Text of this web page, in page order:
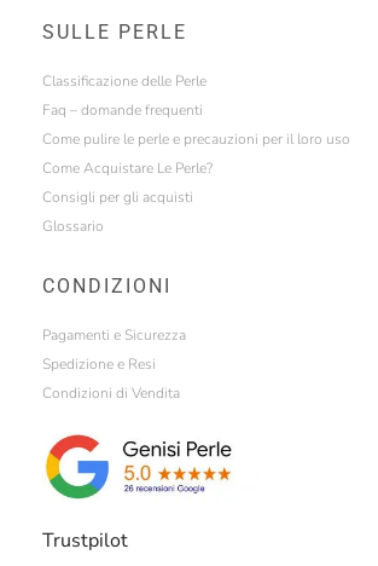
SULLE PERLE
Classificazione delle Perle
Faq – domande frequenti
Come pulire le perle e precauzioni per il loro uso
Come Acquistare Le Perle?
Consigli per gli acquisti
Glossario
CONDIZIONI
Pagamenti e Sicurezza
Spedizione e Resi
Condizioni di Vendita
Trustpilot